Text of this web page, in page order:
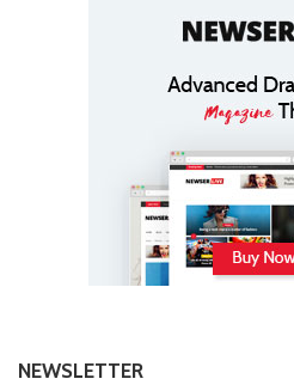
NEWSLETTER